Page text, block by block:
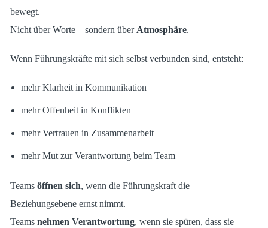
bewegt.
Nicht über Worte – sondern über Atmosphäre.
Wenn Führungskräfte mit sich selbst verbunden sind, entsteht:
mehr Klarheit in Kommunikation
mehr Offenheit in Konflikten
mehr Vertrauen in Zusammenarbeit
mehr Mut zur Verantwortung beim Team
Teamsöffnen sich, wenn die Führungskraft die
Beziehungsebene ernst nimmt.
Teamsnehmen Verantwortung, wenn sie spüren, dass sie